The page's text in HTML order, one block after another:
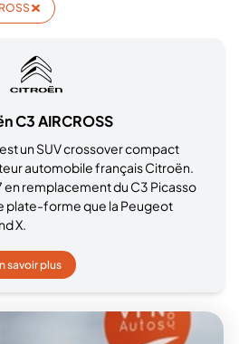
C3 AIRCROSS
un SUV crossover compact
automobile français Citroën.
en remplacement du C3 Picasso
plate-forme que la Peugeot
X.
savoir plus